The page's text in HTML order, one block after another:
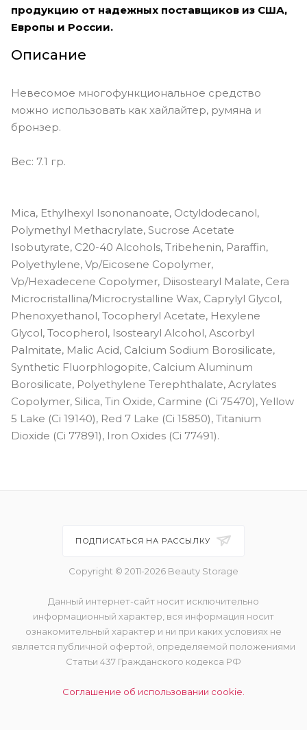
продукцию от надежных поставщиков из США,
Европы и России.
Описание
Невесомое многофункциональное средство
можно использовать как хайлайтер, румяна и
бронзер.
Вес: 7.1 гр.
Mica, Ethylhexyl Isononanoate, Octyldodecanol,
Polymethyl Methacrylate, Sucrose Acetate
Isobutyrate, C20-40 Alcohols, Tribehenin, Paraffin,
Polyethylene, Vp/Eicosene Copolymer,
Vp/Hexadecene Copolymer, Diisostearyl Malate, Cera
Microcristallina/Microcrystalline Wax, Caprylyl Glycol,
Phenoxyethanol, Tocopheryl Acetate, Hexylene
Glycol, Tocopherol, Isostearyl Alcohol, Ascorbyl
Palmitate, Malic Acid, Calcium Sodium Borosilicate,
Synthetic Fluorphlogopite, Calcium Aluminum
Borosilicate, Polyethylene Terephthalate, Acrylates
Copolymer, Silica, Tin Oxide, Carmine (Ci 75470), Yellow
5 Lake (Ci 19140), Red 7 Lake (Ci 15850), Titanium
Dioxide (Ci 77891), Iron Oxides (Ci 77491).
ПОДПИСАТЬСЯ НА РАССЫЛКУ
Copyright © 2011-2026 Beauty Storage
Данный интернет-сайт носит исключительно
информационный характер, вся информация носит
ознакомительный характер и ни при каких условиях не
является публичной офертой, определяемой положениями
Статьи 437 Гражданского кодекса РФ
Соглашение об использовании cookie.